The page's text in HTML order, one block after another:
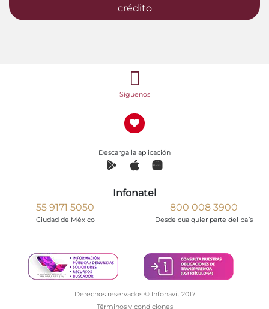
crédito
Síguenos
Descarga la aplicación
Infonatel
55 9171 5050
Ciudad de México
800 008 3900
Desde cualquier parte del país
Derechos reservados © Infonavit 2017
Términos y condiciones